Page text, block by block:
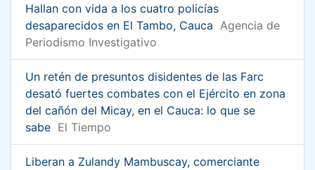
Hallan con vida a los cuatro policías
desaparecidos en El Tambo, Cauca Agencia de
Periodismo Investigativo
Un retén de presuntos disidentes de las Farc
desató fuertes combates con el Ejército en zona
del cañón del Micay, en el Cauca: lo que se
sabe El Tiempo
Liberan a Zulandy Mambuscay, comerciante